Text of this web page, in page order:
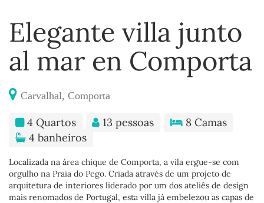
Elegante villa junto
al mar en Comporta
Carvalhal, Comporta
4 Quartos 13 pessoas
8 Camas
4 banheiros
Localizada na área chique de Comporta, a vila ergue-se com
orgulho na Praia do Pego. Criada através de um projeto de
arquitetura de interiores liderado por um dos ateliês de design
mais renomados de Portugal, esta villa já embelezou as capas de